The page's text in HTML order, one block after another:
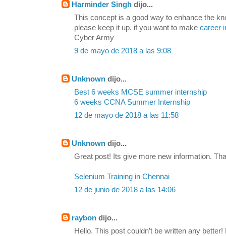
Harminder Singh dijo...
This concept is a good way to enhance the
please keep it up. if you want to make career
Cyber Army
9 de mayo de 2018 a las 9:08
Unknown dijo...
Best 6 weeks MCSE summer internship
6 weeks CCNA Summer Internship
12 de mayo de 2018 a las 11:58
Unknown dijo...
Great post! Its give more new information.
Selenium Training in Chennai
12 de junio de 2018 a las 14:06
raybon dijo...
Hello. This post couldn’t be written any